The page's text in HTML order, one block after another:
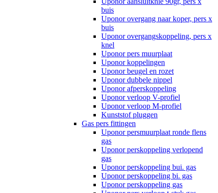
buis
Uponor overgang naar koper, pers x
buis
Uponor overgangskoppeling, pers x
knel
Uponor pers muurplaat
Uponor koppelingen
Uponor beugel en rozet
Uponor dubbele nippel
Uponor afperskoppeling
Uponor verloop V-profiel
Uponor verloop M-profiel
Kunststof pluggen
Gas pers fittingen
Uponor persmuurplaat ronde flens
gas
Uponor perskoppeling verlopend
gas
Uponor perskoppeling bui. gas
Uponor perskoppeling bi. gas
Uponor perskoppeling gas